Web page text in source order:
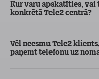
Kur varu apskatīties, vai
konkrētā Tele2 centrā?
Vēl neesmu Tele2
paņemt telefonu uz